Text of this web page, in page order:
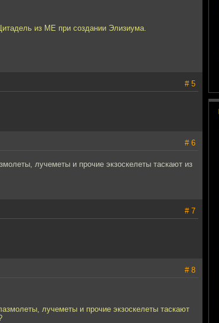
из МЕ при создании Элизиума.
# 5
# 6
лучеметы и прочие экзоскелеты таскают из
# 7
# 8
лучеметы и прочие экзоскелеты таскают